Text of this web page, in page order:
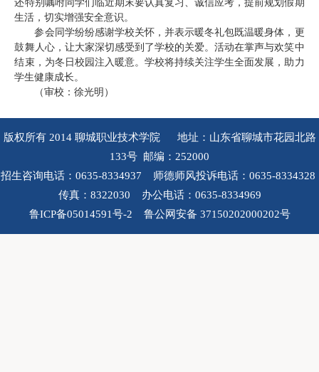
还特别嘱咐同学们临近期末要认真复习、诚信应考，提前规划假期
生活，切实增强安全意识。
参会同学纷纷感谢学校关怀，并表示暖冬礼包既温暖身体，更
鼓舞人心，让大家深切感受到了学校的关爱。活动在掌声与欢笑中
结束，为冬日校园注入暖意。学校将持续关注学生全面发展，助力
学生健康成长。
（审校：徐光明）
版权所有 2014 聊城职业技术学院 地址：山东省聊城市花园北路
133号 邮编：252000
招生咨询电话：0635-8334937 师德师风投诉电话：0635-8334328
传真：8322030 办公电话：0635-8334969
鲁ICP备05014591号-2 鲁公网安备 37150202000202号